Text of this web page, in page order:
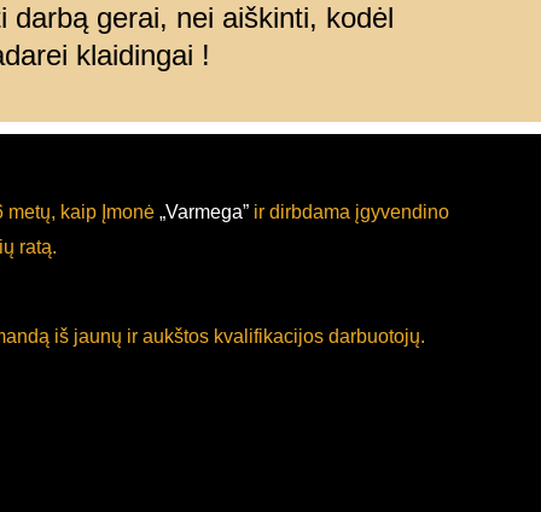
darbą gerai, nei aiškinti, kodėl
klaidingai !
kaip Įmonė „Varmega” ir dirbdama įgyvendino
ratą.
iš jaunų ir aukštos kvalifikacijos darbuotojų.